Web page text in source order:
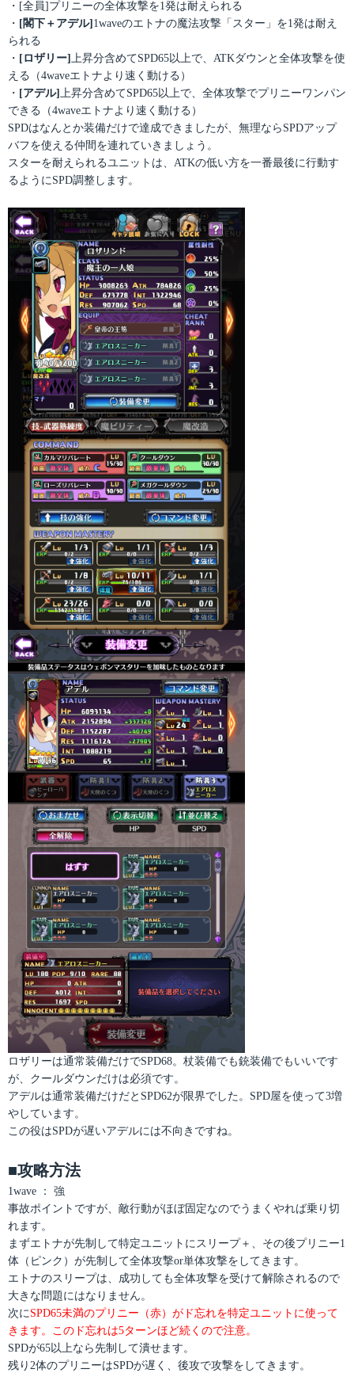
・[全員]プリニーの全体攻撃を1発は耐えられる
・ [閣下＋アデル] 1waveのエトナの魔法攻撃「スター」を1発は耐え
られる
・ [ロザリー] 上昇分含めてSPD65以上で、ATKダウンと全体攻撃を使
える（4waveエトナより速く動ける）
・ [アデル] 上昇分含めてSPD65以上で、全体攻撃でプリニーワンパン
できる（4waveエトナより速く動ける）
SPDはなんとか装備だけで達成できましたが、無理ならSPDアップ
バフを使える仲間を連れていきましょう。
スターを耐えられるユニットは、ATKの低い方を一番最後に行動す
るようにSPD調整します。
ロザリーは通常装備だけでSPD68。杖装備でも銃装備でもいいです
が、クールダウンだけは必須です。
アデルは通常装備だけだとSPD62が限界でした。SPD屋を使って3増
やしています。
この役はSPDが遅いアデルには不向きですね。
■攻略方法
1wave ： 強
事故ポイントですが、敵行動がほぼ固定なのでうまくやれば乗り切
れます。
まずエトナが先制して特定ユニットにスリープ＋、その後プリニー1
体（ピンク）が先制して全体攻撃or単体攻撃をしてきます。
エトナのスリープは、成功しても全体攻撃を受けて解除されるので
大きな問題にはなりません。
次にSPD65未満のプリニー（赤）がド忘れを特定ユニットに使って
きます。このド忘れは5ターンほど続くので注意。
SPDが65以上なら先制して潰せます。
残り2体のプリニーはSPDが遅く、後攻で攻撃をしてきます。